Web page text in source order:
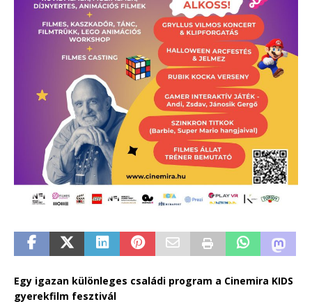
Egy igazan különleges családi program a Cinemira KIDS
gyerekfilm fesztivál